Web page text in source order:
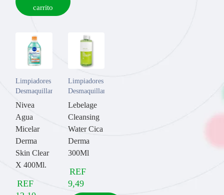
carrito
Limpiadores y
Desmaquillantes
Nivea
Agua
Micelar
Derma
Skin Clear
X 400Ml.
REF
Limpiadores y
Desmaquillantes
Lebelage
Cleansing
Water Cica
Derma
300Ml
REF
9,49